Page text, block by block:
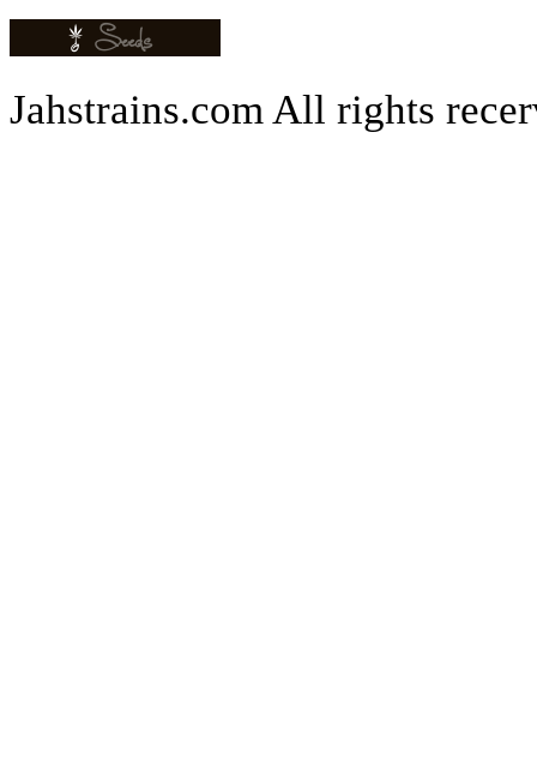
Jahstrains.comAll rights